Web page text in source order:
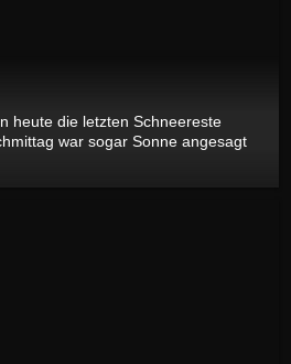
heute die letzten Schneereste
war sogar Sonne angesagt